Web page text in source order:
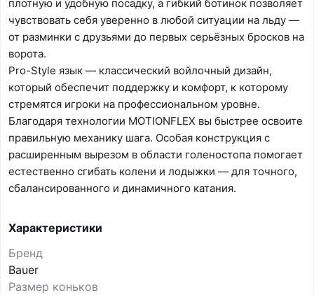
плотную и удобную посадку, а гибкий ботинок позволяет
чувствовать себя уверенно в любой ситуации на льду —
от разминки с друзьями до первых серьёзных бросков на
ворота.
Pro-Style язык — классический войлочный дизайн,
который обеспечит поддержку и комфорт, к которому
стремятся игроки на профессиональном уровне.
Благодаря технологии MOTIONFLEX вы быстрее освоите
правильную механику шага. Особая конструкция с
расширенным вырезом в области голеностопа помогает
естественно сгибать колени и лодыжки — для точного,
сбалансированного и динамичного катания.
Характеристики
Бренд
Bauer
Размер коньков